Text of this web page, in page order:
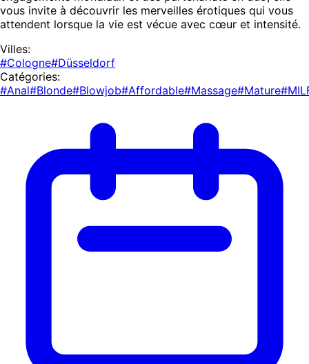
vous invite à découvrir les merveilles érotiques qui vous
attendent lorsque la vie est vécue avec cœur et intensité.
Villes:
#Cologne#Düsseldorf
Catégories:
#Anal#Blonde#Blowjob#Affordable#Massage#Mature